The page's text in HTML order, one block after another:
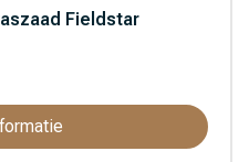
Fieldstar